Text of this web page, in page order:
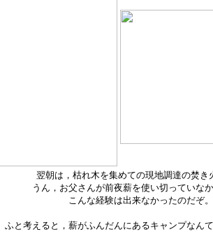
翌朝は，枯れ木を集めての現地調達の焚き
うん，お父さんが前夜薪を使い切っていな
こんな経験は出来なかったのだぞ。
ふと考えると，薪がふんだんにあるキャンプなん